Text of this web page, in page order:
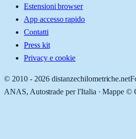
Estensioni browser
App accesso rapido
Contatti
Press kit
Privacy e cookie
© 2010 - 2026 distanzechilometriche.net
ANAS, Autostrade per l'Italia · Mappe ©